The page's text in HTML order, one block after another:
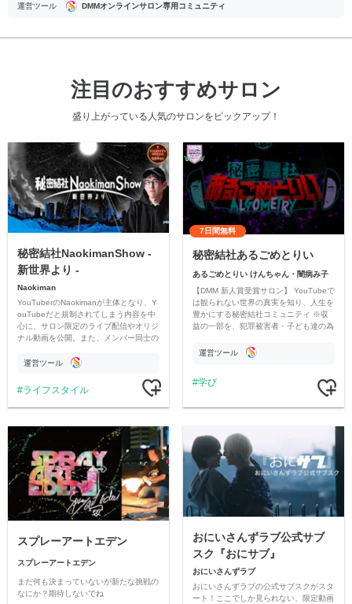
運営ツール DMMオンラインサロン専用コミュニティ
注目のおすすめサロン
盛り上がっている人気のサロンをピックアップ！
秘密結社NaokimanShow -
新世界より -
Naokiman
YouTuberのNaokimanが主体となり、Y
ouTubeだと規制されてしまう内容を中
心に、サロン限定のライブ配信やオリジ
ナル動画を公開。また、メンバー同士の
ただいています。
運営ツール
ライフスタイル
7日間無料
秘密結社あるごめとりい
あるごめとりい けんちゃん・闇病み子
【DMM 新人賞受賞サロン】 YouTubeで
は観られない世界の真実を知り、人生を
豊かにする秘密結社コミュニティ ※収
益の一部を、犯罪被害者・子ども達の為
す運営ツール
学び
スプレーアートエデン
スプレーアートエデン
まだ何も決まっていないが新たな挑戦の
なにか？期待しないでね
おにいさんずラブ公式サブ
スク『おにサブ』
おにいさんずラブ
おにいさんずラブの公式サブスクがスタ
ート！ここでしか見られない、限定動画